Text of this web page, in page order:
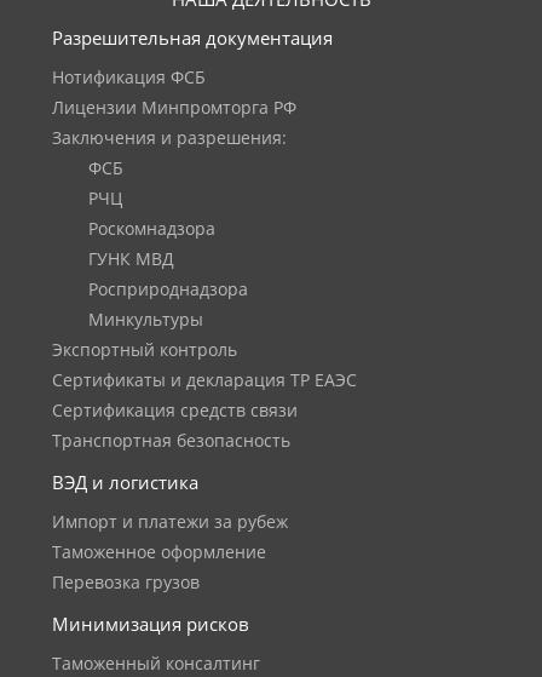
Разрешительная документация
Нотификация ФСБ
Лицензии Минпромторга РФ
Заключения и разрешения:
ФСБ
РЧЦ
Роскомнадзора
ГУНК МВД
Росприроднадзора
Минкультуры
Экспортный контроль
Сертификаты и декларация ТР ЕАЭС
Сертификация средств связи
Транспортная безопасность
ВЭД и логистика
Импорт и платежи за рубеж
Таможенное оформление
Перевозка грузов
Минимизация рисков
Таможенный консалтинг